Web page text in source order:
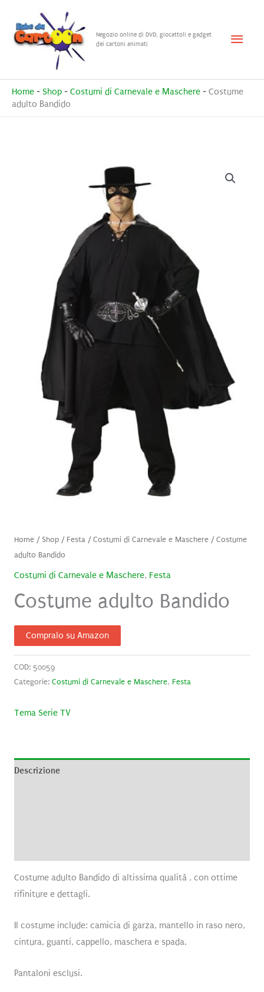
contenuto
Negozio online di DVD, giocattoli e gadget
dei cartoni animati
Menu
Home - Shop - Costumi di Carnevale e Maschere - Costume
adulto Bandido
Home/ Shop/ Festa/Costumi di Carnevale e Maschere/ Costume
adulto Bandido
Costumi di Carnevale e Maschere, Festa
Costume adulto Bandido
Compralo su Amazon
COD: 50059
Categorie: Costumi di Carnevale e Maschere, Festa
Tema Serie TV
Descrizione
Costume adulto Bandido di altissima qualità , con ottime
rifiniture e dettagli.
Il costume include: camicia di garza, mantello in raso nero,
cintura, guanti, cappello, maschera e spada.
Pantaloni esclusi.